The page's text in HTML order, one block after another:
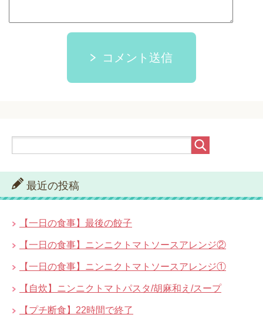
コメント送信
最近の投稿
【一日の食事】最後の餃子
【一日の食事】ニンニクトマトソースアレンジ②
【一日の食事】ニンニクトマトソースアレンジ①
【自炊】ニンニクトマトパスタ/胡麻和え/スープ
【プチ断食】22時間で終了